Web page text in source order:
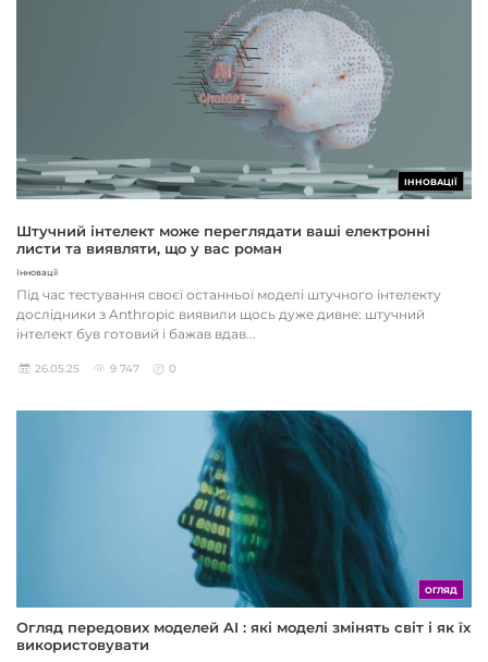
ІННОВАЦІЇ
Штучний інтелект може переглядати ваші електронні
листи та виявляти, що у вас роман
Інновації
Під час тестування своєї останньої моделі штучного інтелекту
дослідники з Anthropic виявили щось дуже дивне: штучний
інтелект був готовий і бажав вдав...
26.05.25 9 747 0
ОГЛЯД
Огляд передових моделей AI : які моделі змінять світ і як їх
використовувати